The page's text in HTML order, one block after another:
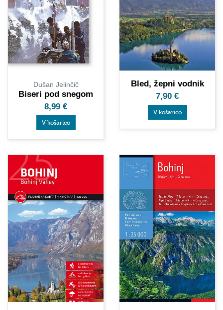
Dušan Jelinčič
Biseri pod snegom
8,99 €
V košarico
Bled, žepni vodnik
7,90 €
V košarico